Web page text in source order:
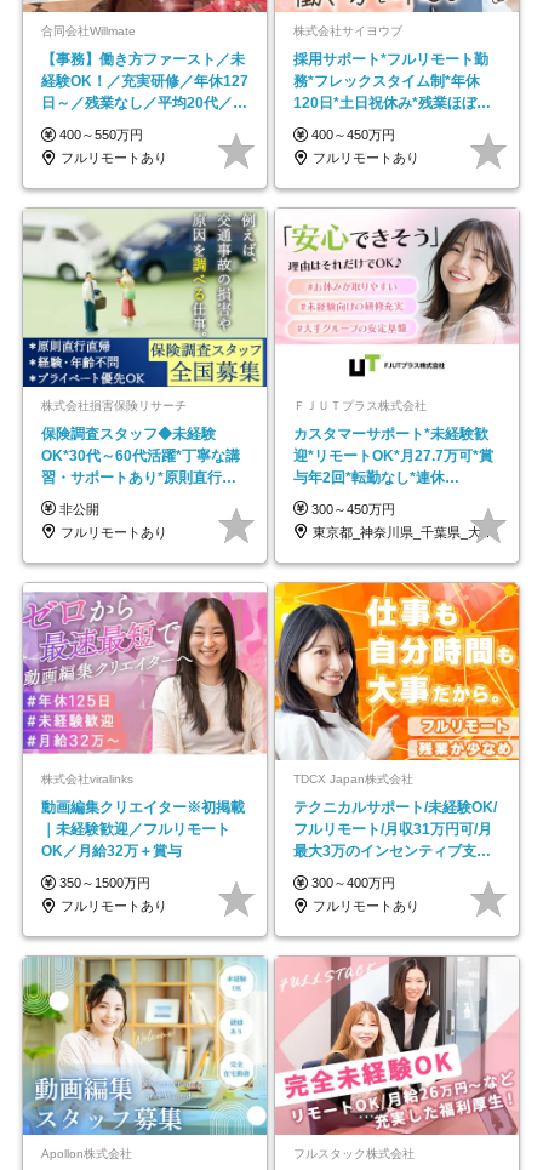
合同会社Willmate
【事務】働き方ファースト／未
経験OK！／充実研修／年休127
日～／残業なし／平均20代／リ
モートOK
400～550万円
フルリモートあり
株式会社サイヨウブ
採用サポート*フルリモート勤
務*フレックスタイム制*年休
120日*土日祝休み*残業ほぼな
し*育児中社員8割以上
400～450万円
フルリモートあり
株式会社損害保険リサーチ
保険調査スタッフ◆未経験
OK*30代～60代活躍*丁寧な講
習・サポートあり*原則直行直
帰／全国募集・業務委託
非公開
フルリモートあり
ＦＪＵＴプラス株式会社
カスタマーサポート*未経験歓
迎*リモートOK*月27.7万可*賞
与年2回*転勤なし*連休
OK/ZE010232
300～450万円
東京都_神奈川県_千葉県_大阪府_愛知県…
株式会社viralinks
動画編集クリエイター※初掲載
｜未経験歓迎／フルリモート
OK／月給32万＋賞与
350～1500万円
フルリモートあり
TDCX Japan株式会社
テクニカルサポート/未経験OK/
フルリモート/月収31万円可/月
最大3万のインセンティブ支給/
平均年齢33歳
300～400万円
フルリモートあり
Apollon株式会社 フルスタック株式会社